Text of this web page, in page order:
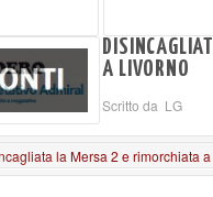
A LIVORNO
Scritto da LG